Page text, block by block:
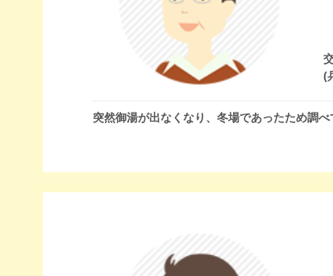
(
突然御湯が出なくなり、冬場であったため調